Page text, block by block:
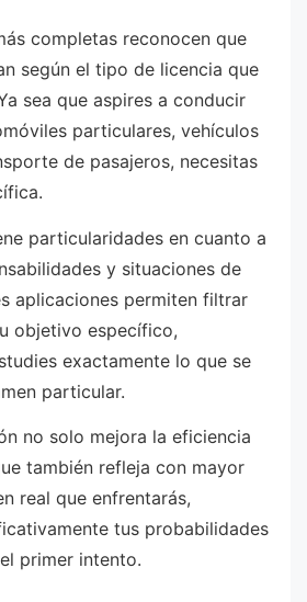
completas reconocen que
según el tipo de licencia que
sea que aspires a conducir
particulares, vehículos
de pasajeros, necesitas
particularidades en cuanto a
y situaciones de
aplicaciones permiten filtrar
objetivo específico,
exactamente lo que se
particular.
no solo mejora la eficiencia
también refleja con mayor
real que enfrentarás,
tus probabilidades
primer intento.